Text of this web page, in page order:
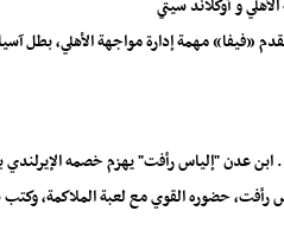
و أوكلاند سيتي
«فيفا» مهمة إدارة مواجهة الأهلي، بطل
عدن "إلياس رأفت" يهزم خصمه الإيرلندي
رأفت، حضوره القوي مع لعبة الملاكمة،